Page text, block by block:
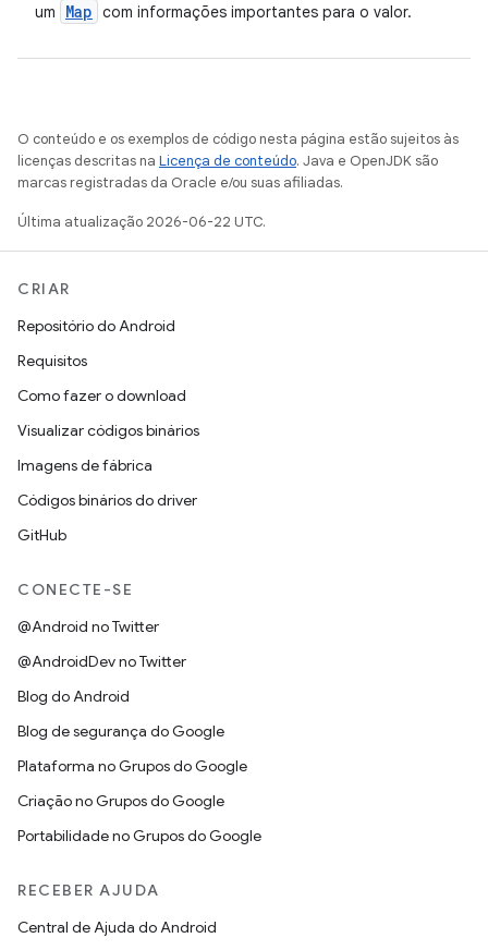
um Map com informações importantes para o valor.
O conteúdo e os exemplos de código nesta página estão sujeitos às
licenças descritas na Licença de conteúdo. Java e OpenJDK são
marcas registradas da Oracle e/ou suas afiliadas.
Última atualização 2026-06-22 UTC.
CRIAR
Repositório do Android
Requisitos
Como fazer o download
Visualizar códigos binários
Imagens de fábrica
Códigos binários do driver
GitHub
CONECTE-SE
@Android no Twitter
@AndroidDev no Twitter
Blog do Android
Blog de segurança do Google
Plataforma no Grupos do Google
Criação no Grupos do Google
Portabilidade no Grupos do Google
RECEBER AJUDA
Central de Ajuda do Android